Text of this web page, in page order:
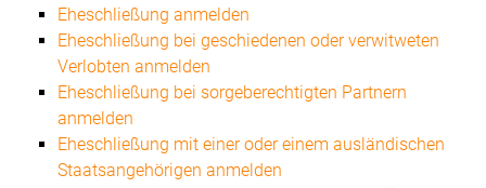
Eheschließung anmelden
Eheschließung bei geschiedenen oder verwitweten
Verlobten anmelden
Eheschließung bei sorgeberechtigten Partnern
anmelden
Eheschließung mit einer oder einem ausländischen
Staatsangehörigen anmelden